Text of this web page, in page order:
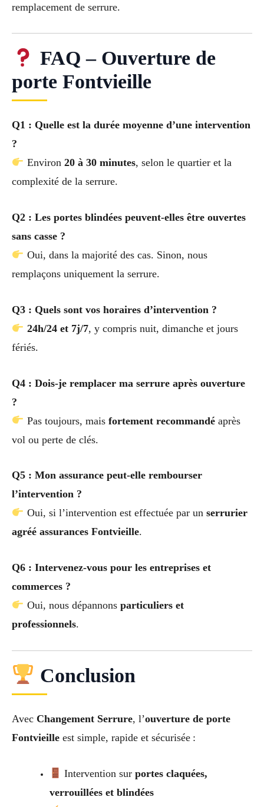
remplacement de serrure.
FAQ – Ouverture de
porte Fontvieille
Q1 : Quelle est la durée moyenne d’une intervention
?
Environ 20 à 30 minutes, selon le quartier et la
complexité de la serrure.
Q2 : Les portes blindées peuvent-elles être ouvertes
sans casse ?
Oui, dans la majorité des cas. Sinon, nous
remplaçons uniquement la serrure.
Q3 : Quels sont vos horaires d’intervention ?
24h/24 et 7j/7, y compris nuit, dimanche et jours
fériés.
Q4 : Dois-je remplacer ma serrure après ouverture
?
Pas toujours, mais fortement recommandéaprès
vol ou perte de clés.
Q5 : Mon assurance peut-elle rembourser
l’intervention ?
Oui, si l’intervention est effectuée par un serrurier
agréé assurances Fontvieille.
Q6 : Intervenez-vous pour les entreprises et
commerces ?
Oui, nous dépannons particuliers et
professionnels.
Conclusion
Avec Changement Serrure, l’ouverture de porte
Fontvieille est simple, rapide et sécurisée :
Intervention surportes claquées,
verrouillées et blindées